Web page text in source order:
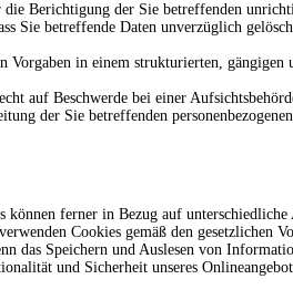
die Berichtigung der Sie betreffenden
Sie betreffende Daten unverzüglich
Vorgaben in einem strukturierten, gängigen
auf Beschwerde bei einer
der Sie betreffenden
ferner in Bezug auf
Cookies gemäß den gesetzlichen
das Speichern und Auslesen von
und Sicherheit unseres